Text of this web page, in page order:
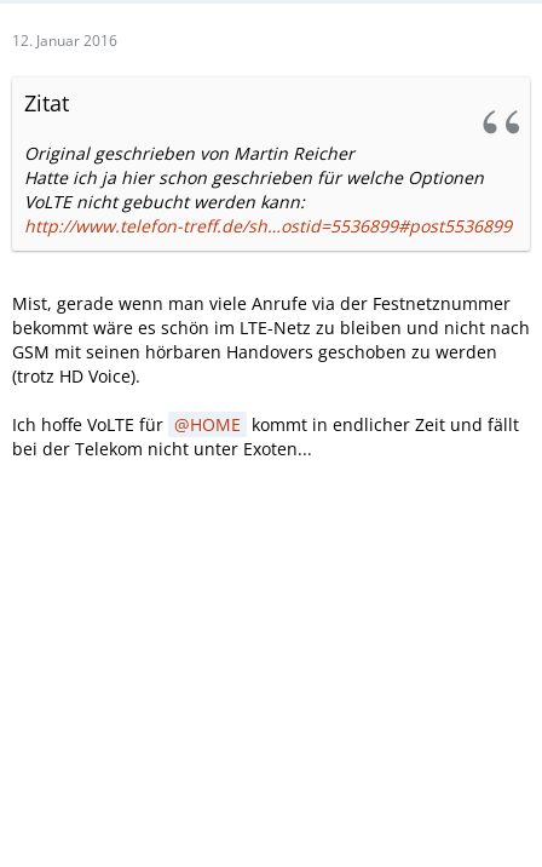
12. Januar 2016
Zitat
Original geschrieben von Martin Reicher
Hatte ich ja hier schon geschrieben für welche Optionen
VoLTE nicht gebucht werden kann:
http://www.telefon-treff.de/sh…ostid=5536899#post5536899
Mist, gerade wenn man viele Anrufe via der Festnetznummer
bekommt wäre es schön im LTE-Netz zu bleiben und nicht nach
GSM mit seinen hörbaren Handovers geschoben zu werden
(trotz HD Voice).
Ich hoffe VoLTE für HOME kommt in endlicher Zeit und fällt
bei der Telekom nicht unter Exoten...